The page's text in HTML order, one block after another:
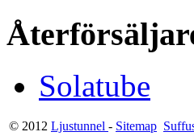
Solatube
© 2012 Ljustunnel - Sitemap